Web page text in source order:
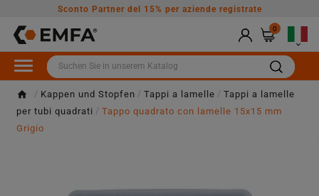
Sconto Partner del 15% per aziende registrate
0

Kappen und Stopfen Tappi a lamelle
Tappi a lamelle
per tubi quadrati
Tappo quadrato con lamelle 15x15 mm
Grigio